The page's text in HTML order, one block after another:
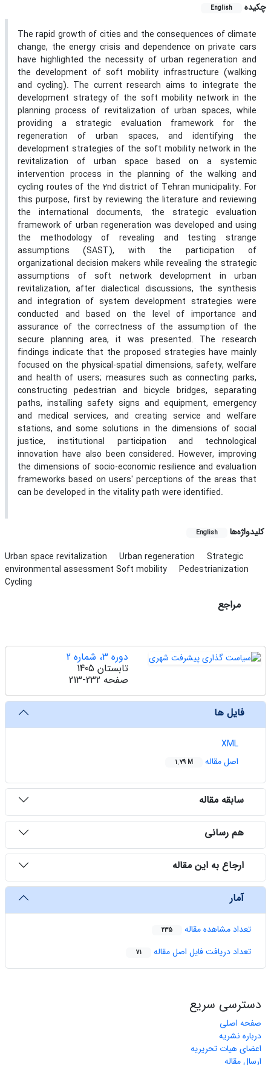
چکیده
English
The rapid growth of cities and the consequences of climate
change, the energy crisis and dependence on private cars
have highlighted the necessity of urban regeneration and
the development of soft mobility infrastructure (walking
and cycling). The current research aims to integrate the
development strategy of the soft mobility network in the
planning process of revitalization of urban spaces, while
providing a strategic evaluation framework for the
regeneration of urban spaces, and identifying the
development strategies of the soft mobility network in the
revitalization of urban space based on a systemic
intervention process in the planning of the walking and
cycling routes of the 2nd district of Tehran municipality. For
this purpose, first by reviewing the literature and reviewing
the international documents, the strategic evaluation
framework of urban regeneration was developed and using
the methodology of revealing and testing strange
assumptions (SAST), with the participation of
organizational decision makers while revealing the strategic
assumptions of soft network development in urban
revitalization, after dialectical discussions, the synthesis
and integration of system development strategies were
conducted and based on the level of importance and
assurance of the correctness of the assumption of the
secure planning area, it was presented. The research
findings indicate that the proposed strategies have mainly
focused on the physical-spatial dimensions, safety, welfare
and health of users; measures such as connecting parks,
constructing pedestrian and bicycle bridges, separating
paths, installing safety signs and equipment, emergency
and medical services, and creating service and welfare
stations, and some solutions in the dimensions of social
justice, institutional participation and technological
innovation have also been considered. However, improving
the dimensions of socio-economic resilience and evaluation
frameworks based on users' perceptions of the areas that
can be developed in the vitality path were identified.
کلیدواژه‌ها English
Urban space revitalization Urban regeneration
Strategic
environmental assessment Soft mobility
Pedestrianization
Cycling
مراجع
دوره 3، شماره 2
تابستان 1405
صفحه 213-232
فایل ها
XML
اصل مقاله
1.79 M
سابقه مقاله
هم رسانی
ارجاع به این مقاله
آمار
تعداد مشاهده مقاله 235
تعداد دریافت فایل اصل مقاله 71
دسترسی سریع
صفحه اصلی
درباره نشریه
اعضای هیات تحریریه
ارسال مقاله